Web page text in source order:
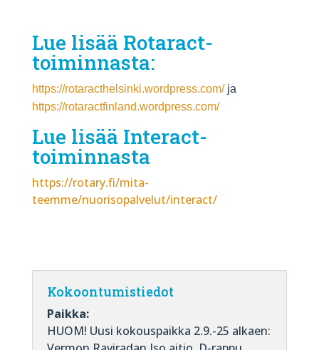
Lue lisää Rotaract-
toiminnasta:
https://rotaracthelsinki.wordpress.com/ja
https://rotaractfinland.wordpress.com/
Lue lisää Interact-
toiminnasta
https://rotary.fi/mita-
teemme/nuorisopalvelut/interact/
Kokoontumistiedot
Paikka:
HUOM! Uusi kokouspaikka 2.9.-25 alkaen: